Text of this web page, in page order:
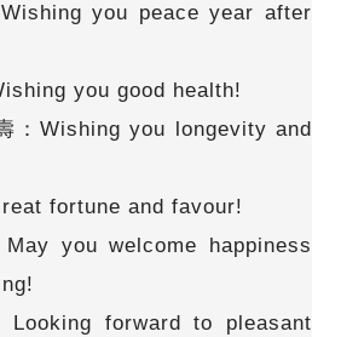
you peace year after
you good health!
：Wishing you longevity and
fortune and favour!
you welcome happiness
forward to pleasant